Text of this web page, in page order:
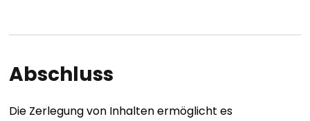
Abschluss
Die Zerlegung von Inhalten ermöglicht es